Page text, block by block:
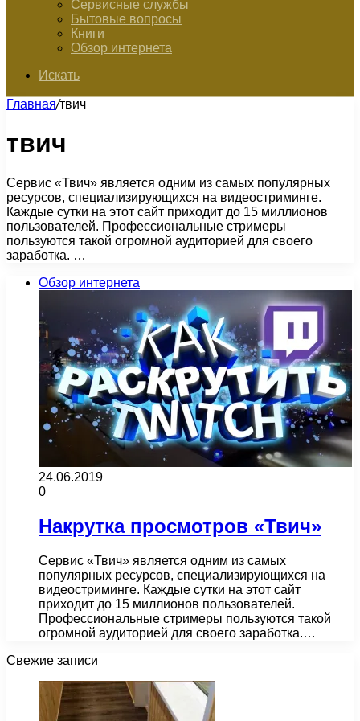
Сервисные службы
Бытовые вопросы
Книги
Обзор интернета
Искать
Главная/твич
твич
Сервис «Твич» является одним из самых популярных
ресурсов, специализирующихся на видеостриминге.
Каждые сутки на этот сайт приходит до 15 миллионов
пользователей. Профессиональные стримеры
пользуются такой огромной аудиторией для своего
заработка. …
Обзор интернета
24.06.2019
0
Накрутка просмотров «Твич»
Сервис «Твич» является одним из самых
популярных ресурсов, специализирующихся на
видеостриминге. Каждые сутки на этот сайт
приходит до 15 миллионов пользователей.
Профессиональные стримеры пользуются такой
огромной аудиторией для своего заработка.…
Свежие записи